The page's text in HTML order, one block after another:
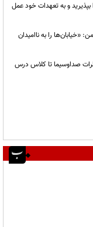
و به تعهدات خود عمل
را به ناامیدان
صداوسیما تا کلاس درس